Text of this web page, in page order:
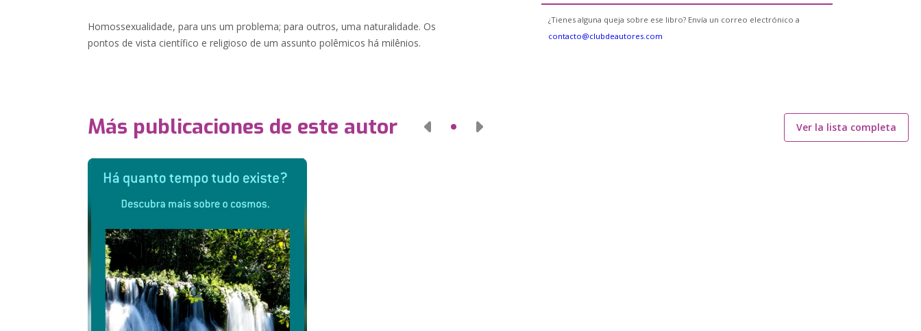
Homossexualidade, para uns um problema; para outros, uma naturalidade. Os
pontos de vista científico e religioso de um assunto polêmicos há milênios.
¿Tienes alguna queja sobre ese libro? Envía un correo electrónico a
contacto@clubdeautores.com
Más publicaciones de este autor Ver la lista completa